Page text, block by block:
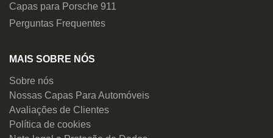
Capas para Porsche 911
Perguntas Frequentes
MAIS SOBRE NÓS
Sobre nós
Nossas Capas Para Automóveis
Avaliações de Clientes
Política de cookies